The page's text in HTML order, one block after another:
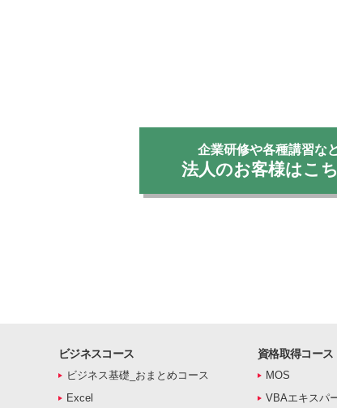
企業研修や各種講習な
法人のお客様はこ
ビジネスコース
ビジネス基礎_おまとめコース
Excel
資格取得コース
MOS
VBAエキスパ